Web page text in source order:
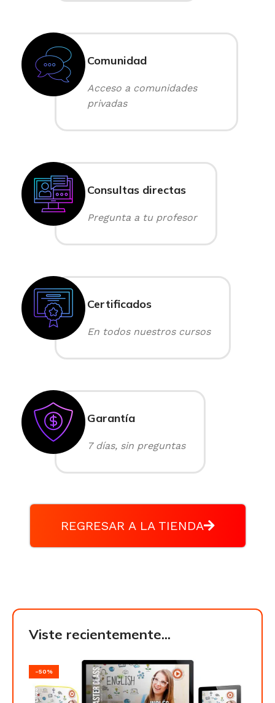
Comunidad
Acceso a comunidades
privadas
Consultas directas
Pregunta a tu profesor
Certificados
En todos nuestros cursos
Garantía
7 días, sin preguntas
REGRESAR A LA TIENDA
Viste recientemente...
-50%